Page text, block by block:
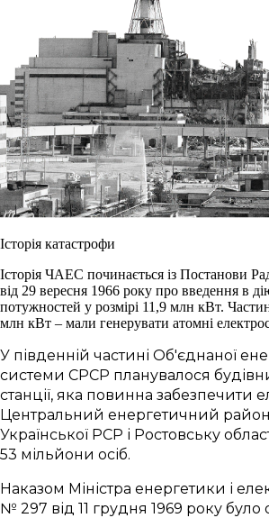
Історія катастрофи
Історія ЧАЕС починається із Постанови
від 29 вересня 1966 року про введення в
потужностей у розмірі 11,9 млн кВт.
млн кВт – мали генерувати атомні
У південній частині Об'єднаної
системи СРСР планувалося
станції, яка повинна забезпечити
Центральний енергетичний район
Української РСР і Ростовську
53 мільйони осіб.
Наказом Міністра енергетики і
№ 297 від 11 грудня 1969 року було